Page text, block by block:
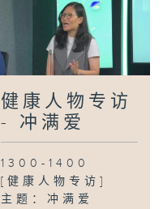
健康人物专访
- 冲满爱
1300-1400
[健康人物专访]
主题：冲满爱